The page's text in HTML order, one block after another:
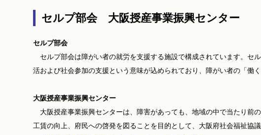
セルプ部会 大阪授産事業振興センター
セルプ部会
セルプ部会は障がい者の就労を支援する施設で構成されています。セ
活および社会参加の支援という意味が込められており、障がい者の「働
大阪授産事業振興センター
大阪授産事業振興センターは、障害があっても、地域の中で当たり前
工賃の向上、府民への啓発を図ることを目的として、大阪府社会福祉協